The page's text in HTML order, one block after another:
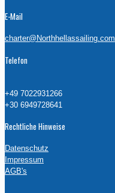
E-Mail
charter@Northhellassailing.com
Telefon
+49 7022931266
+30 6949728641
Rechtliche Hinweise
Datenschutz
Impressum
AGB's